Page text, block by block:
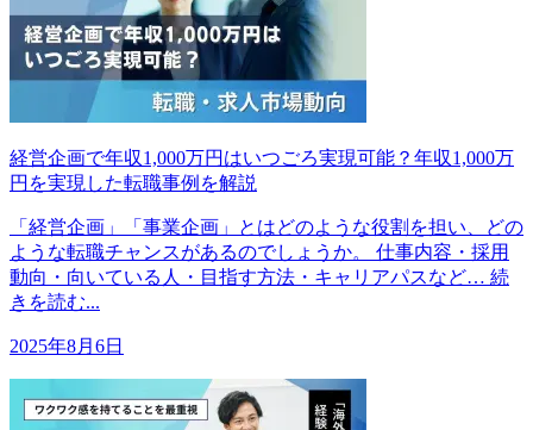
経営企画で年収1,000万円はいつごろ実現可能？年収1,000万
円を実現した転職事例を解説
「経営企画」「事業企画」とはどのような役割を担い、どの
ような転職チャンスがあるのでしょうか。 仕事内容・採用
動向・向いている人・目指す方法・キャリアパスなど… 続
きを読む...
2025年8月6日